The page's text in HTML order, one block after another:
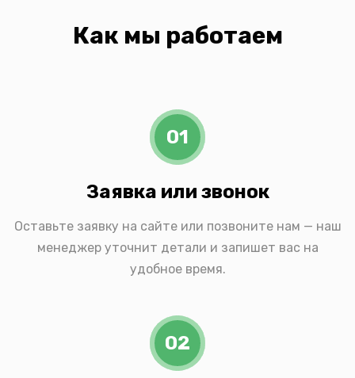
Как мы работаем
01
Заявка или звонок
Оставьте заявку на сайте или позвоните нам — наш
менеджер уточнит детали и запишет вас на
удобное время.
02